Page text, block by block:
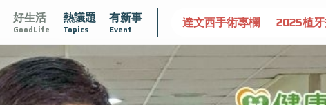
好生活
GoodLife
熱議題
Topics
有新事
Event
守護骨骼健康 達文西手術專欄 2025植牙指南 漸凍不孤單